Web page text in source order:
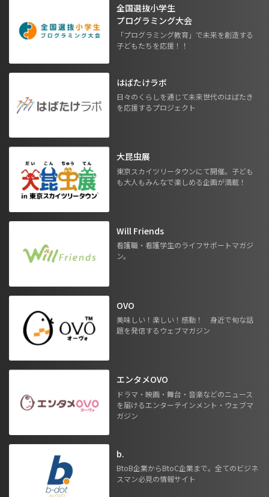
全国選抜小学生
プログラミング大会
「プログラミング教育」で未来を創造する
子どもたちを応援！！
はばたけラボ
日々のくらしを通じて未来世代のはばたき
を応援するプロジェクト
大昆虫展
東京スカイツリータウンにて開催。子ども
も大人もみんなで楽しめる企画が満載！
Will Friends
看護職・看護学生のライフサポートマガジ
ン。
OVO
美味しい！楽しい！感動！ 身近で旬な話
題を発信するウェブマガジン
エンタメOVO
ドラマ・映画・舞台・音楽などのニュース
を届けるエンターテインメント・ウェブマ
ガジン
b.
BtoB企業からBtoC企業まで。全てのビジネ
スマン必見の情報サイト